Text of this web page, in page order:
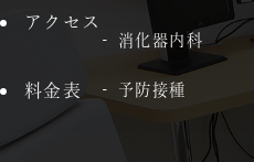
アクセス
料金表
消化器内科
予防接種